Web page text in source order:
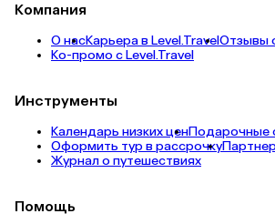
Компания
О насКарьера в Level.TravelОтзывы
Ко-промо с Level.Travel
Инструменты
Календарь низких ценПодарочные
Оформить тур в рассрочку
Журнал о путешествиях
Помощь